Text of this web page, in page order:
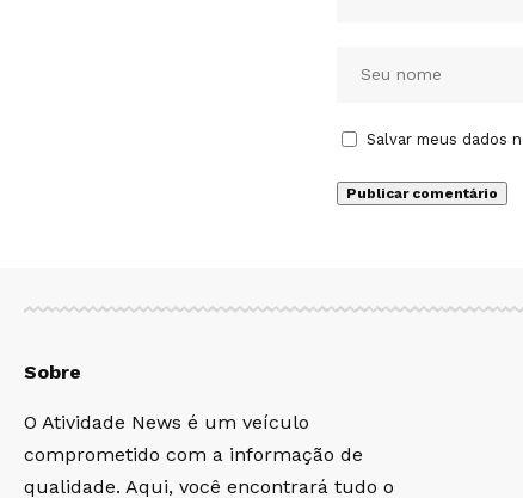
Salvar meus dados
Sobre
O Atividade News é um veículo
comprometido com a informação de
qualidade. Aqui, você encontrará tudo o